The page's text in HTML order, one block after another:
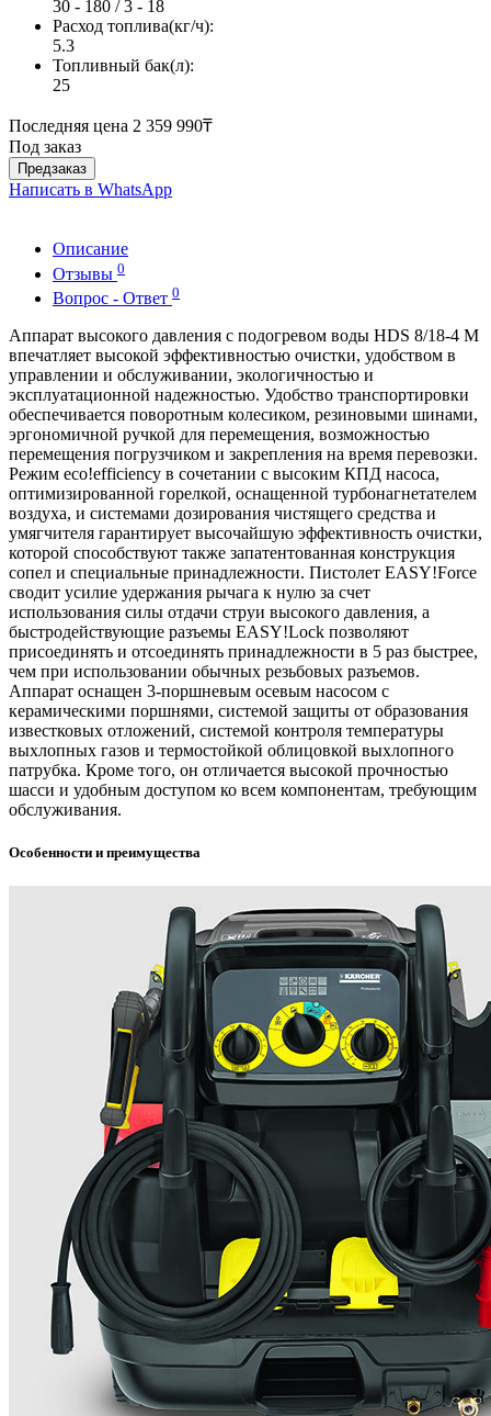
30 - 180 / 3 - 18
Расход топлива(кг/ч):
5.3
Топливный бак(л):
25
Последняя цена 2 359 990₸
Под заказ
Предзаказ
Написать в WhatsApp
Описание
Отзывы 0
Вопрос - Ответ 0
Аппарат высокого давления с подогревом воды HDS 8/18-4 M
впечатляет высокой эффективностью очистки, удобством в
управлении и обслуживании, экологичностью и
эксплуатационной надежностью. Удобство транспортировки
обеспечивается поворотным колесиком, резиновыми шинами,
эргономичной ручкой для перемещения, возможностью
перемещения погрузчиком и закрепления на время перевозки.
Режим eco!efficiency в сочетании с высоким КПД насоса,
оптимизированной горелкой, оснащенной турбонагнетателем
воздуха, и системами дозирования чистящего средства и
умягчителя гарантирует высочайшую эффективность очистки,
которой способствуют также запатентованная конструкция
сопел и специальные принадлежности. Пистолет EASY!Force
сводит усилие удержания рычага к нулю за счет
использования силы отдачи струи высокого давления, а
быстродействующие разъемы EASY!Lock позволяют
присоединять и отсоединять принадлежности в 5 раз быстрее,
чем при использовании обычных резьбовых разъемов.
Аппарат оснащен 3-поршневым осевым насосом с
керамическими поршнями, системой защиты от образования
известковых отложений, системой контроля температуры
выхлопных газов и термостойкой облицовкой выхлопного
патрубка. Кроме того, он отличается высокой прочностью
шасси и удобным доступом ко всем компонентам, требующим
обслуживания.
Особенности и преимущества